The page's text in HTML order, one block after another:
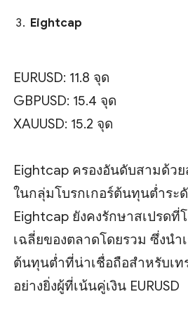
Eightcap
EURUSD: 11.8 จุด
GBPUSD: 15.4 จุด
XAUUSD: 15.2 จุด
Eightcap ครองอันดับสามด้ว
ในกลุ่มโบรกเกอร์ต้นทุนต่ำระ
Eightcap ยังคงรักษาสเปรดที่
เฉลี่ยของตลาดโดยรวม ซึ่งน
ต้นทุนต่ำที่น่าเชื่อถือสำหรับเท
อย่างยิ่งผู้ที่เน้นคู่เงิน EURUSD